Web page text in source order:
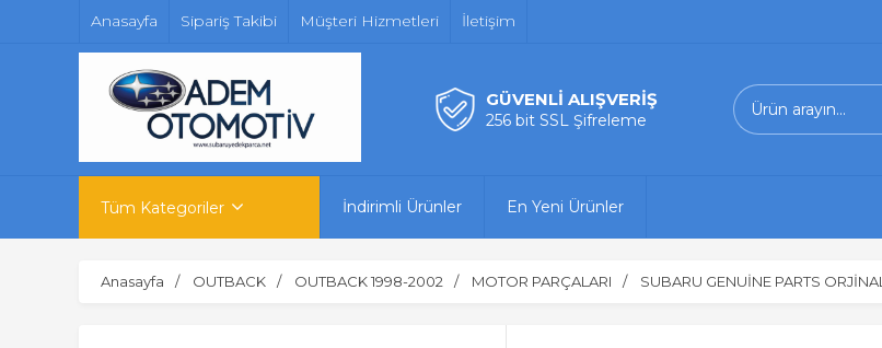
Anasayfa Sipariş Takibi Müşteri Hizmetleri İletişim
GÜVENLİ ALIŞVERİŞ
256 bit SSL Şifreleme
Tüm Kategoriler İndirimli Ürünler En Yeni Ürünler
Anasayfa OUTBACK OUTBACK 1998-2002 MOTOR PARÇALARI SUBARU GENUİNE PARTS ORJİNAL